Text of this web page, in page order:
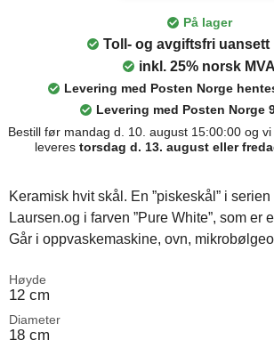
På lager
Toll- og avgiftsfri uansett
inkl. 25% norsk MVA
Levering med Posten Norge
Levering med Posten Norge
Bestill før mandag d. 10. august 15:00:00 og
leveres torsdag d. 13. august eller
Keramisk hvit skål. En ”piskeskål” i
Laursen.og i farven ”Pure White”, som er
Går i oppvaskemaskine, ovn,
Høyde
12 cm
Diameter
18 cm